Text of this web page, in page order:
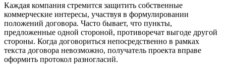
Каждая компания стремится защитить собственные
коммерческие интересы, участвуя в формулировании
положений договора. Часто бывает, что пункты,
предложенные одной стороной, противоречат выгоде другой
стороны. Когда договориться непосредственно в рамках
текста договора невозможно, получатель проекта вправе
оформить протокол разногласий.